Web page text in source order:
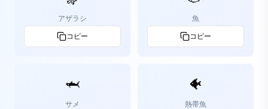
アザラシ
コピー
魚
コピー
🦈
サメ
🐠
熱帯魚